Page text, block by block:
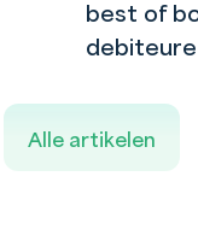
best of
Alle artikelen